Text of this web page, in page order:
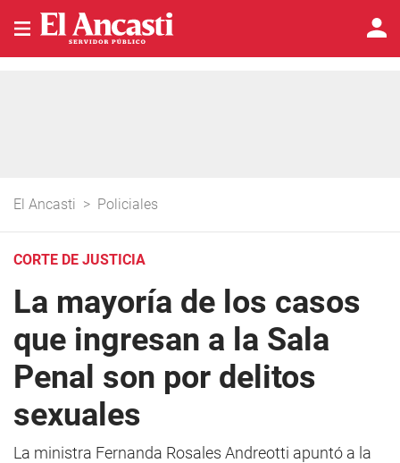
El Ancasti > Policiales
CORTE DE JUSTICIA
La mayoría de los casos
que ingresan a la Sala
Penal son por delitos
sexuales
La ministra Fernanda Rosales Andreotti apuntó a la